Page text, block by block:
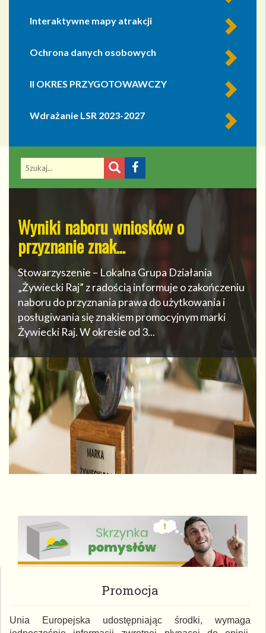
Interaktywne mapy atrakcji
Ochrona danych osobowych
II OKRES PRZYGOTOWAWCZY
Wdrażanie LSR 2023-2027
Promocja
Unia Europejska udostępniając środki, wymaga